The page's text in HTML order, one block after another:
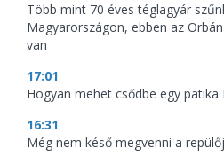
Több mint 70 éves téglagyár
Magyarországon, ebben az
van
17:01
Hogyan mehet csődbe egy patika
16:31
Még nem késő megvenni a